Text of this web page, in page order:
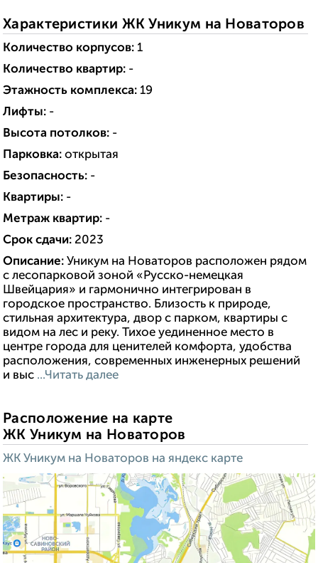
Характеристики ЖК Уникум на Новаторов
Количество корпусов: 1
Количество квартир: -
Этажность комплекса: 19
Лифты: -
Высота потолков: -
Парковка: открытая
Безопасность: -
Квартиры: -
Метраж квартир: -
Срок сдачи: 2023
Описание: Уникум на Новаторов расположен рядом
с лесопарковой зоной «Русско-немецкая
Швейцария» и гармонично интегрирован в
городское пространство. Близость к природе,
стильная архитектура, двор с парком, квартиры с
видом на лес и реку. Тихое уединенное место в
центре города для ценителей комфорта, удобства
расположения, современных инженерных решений
и выс ...Читать далее
Расположение на карте
ЖК Уникум на Новаторов
ЖК Уникум на Новаторов на яндекс карте